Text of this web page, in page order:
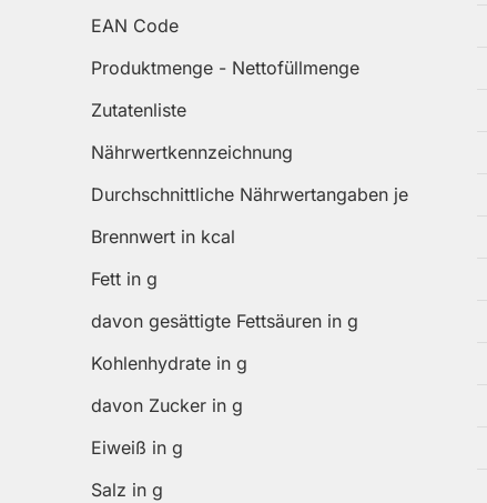
EAN Code
Produktmenge - Nettofüllmenge
Zutatenliste
Nährwertkennzeichnung
Durchschnittliche Nährwertangaben je
Brennwert in kcal
Fett in g
davon gesättigte Fettsäuren in g
Kohlenhydrate in g
davon Zucker in g
Eiweiß in g
Salz in g